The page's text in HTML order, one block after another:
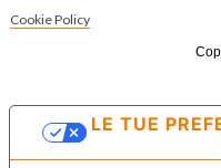
Cookie Policy
LE TUE